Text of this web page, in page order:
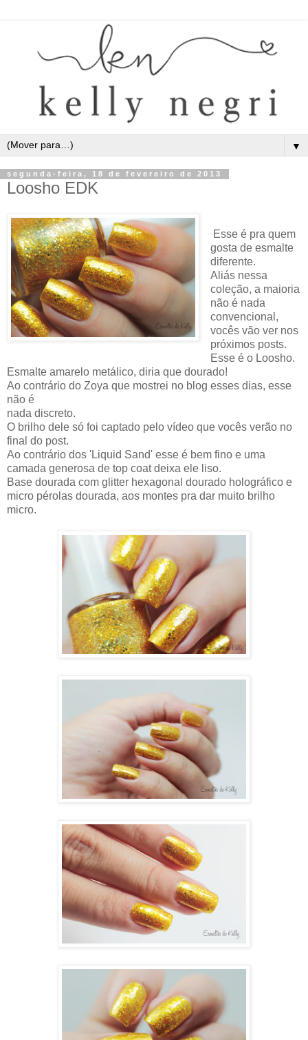
▼
segunda-feira, 18 de fevereiro de 2013
Loosho EDK
Esse é pra quem
gosta de esmalte
diferente.
Aliás nessa
coleção, a maioria
não é nada
convencional,
vocês vão ver nos
próximos posts.
Esse é o Loosho.
Esmalte amarelo metálico, diria que dourado!
Ao contrário do Zoya que mostrei no blog esses dias, esse
não é
nada discreto.
O brilho dele só foi captado pelo vídeo que vocês verão no
final do post.
Ao contrário dos 'Liquid Sand' esse é bem fino e uma
camada generosa de top coat deixa ele liso.
Base dourada com glitter hexagonal dourado holográfico e
micro pérolas dourada, aos montes pra dar muito brilho
micro.